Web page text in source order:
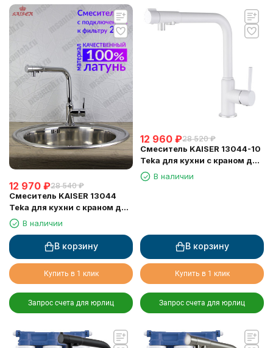
12 970 ₽28 540 ₽
Смеситель KAISER 13044
Teka для кухни с краном для
питьевой воды
В наличии
В корзину
Купить в 1 клик
Запрос счета для юрлиц
12 960 ₽28 520 ₽
Смеситель KAISER 13044-10
Teka для кухни с краном для
питьевой воды, белый
глянец
В наличии
В корзину
Купить в 1 клик
Запрос счета для юрлиц